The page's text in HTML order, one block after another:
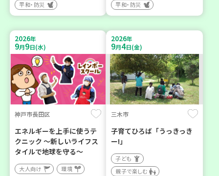
平和・防災
平和・防災
2026年
9月9日(水)
神戸市長田区
エネルギーを上手に使うテ
クニック ～新しいライフス
タイルで地球を守る～
大人向け 環境
2026年
9月4日(金)
三木市
子育てひろば「うっきっき
ー!」
子ども
親子で楽しむ